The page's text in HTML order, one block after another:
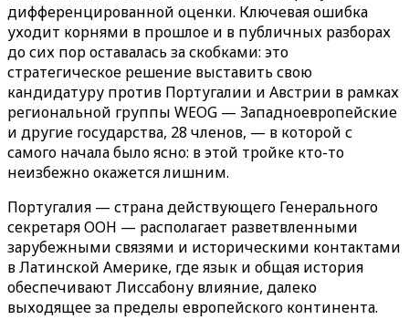
дифференцированной оценки. Ключевая ошибка
уходит корнями в прошлое и в публичных разборах
до сих пор оставалась за скобками: это
стратегическое решение выставить свою
кандидатуру против Португалии и Австрии в рамках
региональной группы WEOG — Западноевропейские
и другие государства, 28 членов, — в которой с
самого начала было ясно: в этой тройке кто-то
неизбежно окажется лишним.
Португалия — страна действующего Генерального
секретаря ООН — располагает разветвленными
зарубежными связями и историческими контактами
в Латинской Америке, где язык и общая история
обеспечивают Лиссабону влияние, далеко
выходящее за пределы европейского континента.